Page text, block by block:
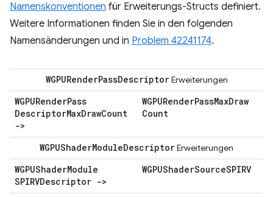
Namenskonventionen für Erweiterungs-Structs definiert.
Weitere Informationen finden Sie in den folgenden
Namensänderungen und in Problem 42241174.
WGPURenderPassDescriptorErweiterungen
WGPURenderPass
DescriptorMaxDrawCount
->
WGPURenderPassMaxDraw
Count
WGPUShaderModuleDescriptorErweiterungen
WGPUShaderModule
SPIRVDescriptor ->
WGPUShaderSourceSPIRV